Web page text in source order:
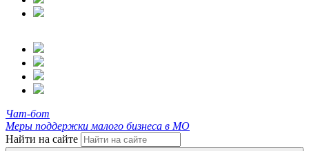
Чат-бот
Меры поддержки малого бизнеса в МО
Найти на сайте